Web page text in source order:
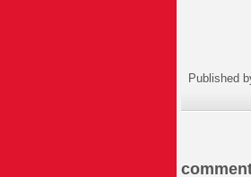
Published